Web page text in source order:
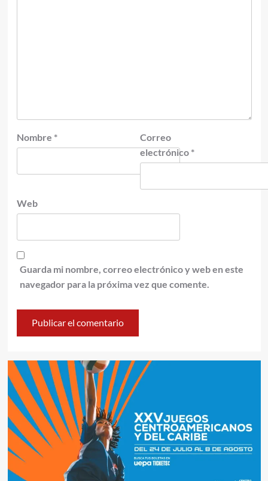
Nombre *
Correo
electrónico *
Web
Guarda mi nombre, correo electrónico y web en este
navegador para la próxima vez que comente.